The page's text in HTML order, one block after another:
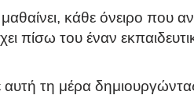
κάθε όνειρο που
πίσω του έναν
αυτή τη μέρα